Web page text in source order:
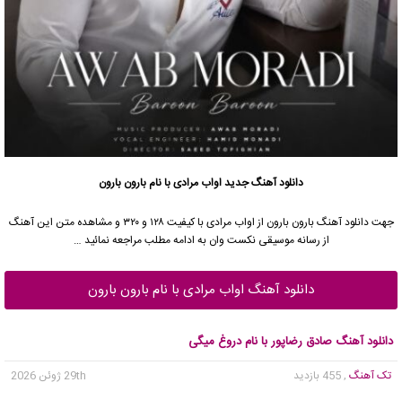
دانلود آهنگ جدیداواب مرادی با نام بارون بارون
جهت دانلود آهنگ بارون بارون از اواب مرادی با کیفیت ۱۲۸ و ۳۲۰ و مشاهده متن این آهنگ
از رسانه موسیقی نکست وان به ادامه مطلب مراجعه نمائید …
دانلود آهنگ اواب مرادی با نام بارون بارون
دانلود آهنگ صادق رضاپور با نام دروغ میگی
تک آهنگ , 455 بازدید
29th ژوئن 2026